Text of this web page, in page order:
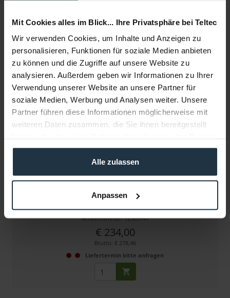
Mit Cookies alles im Blick... Ihre Privatsphäre bei Teltec
Wir verwenden Cookies, um Inhalte und Anzeigen zu
personalisieren, Funktionen für soziale Medien anbieten
zu können und die Zugriffe auf unsere Website zu
analysieren. Außerdem geben wir Informationen zu Ihrer
Verwendung unserer Website an unsere Partner für
soziale Medien, Werbung und Analysen weiter. Unsere
Partner führen diese Informationen möglicherweise mit
weiteren Daten zusammen, die Sie ihnen bereitgestellt
gesammelt haben.
Alle zulassen
Anpassen
Infos zu Hersteller & Produktsicherheit
Folgende Infos zum Hersteller sind verfübar......mehr
Weitere Artikel von DoPchoice ansehen
DoPchoice SBM11 SNAPBAG
für 1x1 Panels
Artikelnummer: 12305741
€ 234,00
Brutto: € 278,46
Liefertermin bitte anfragen